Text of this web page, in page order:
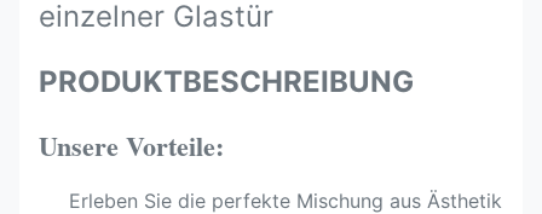
einzelner Glastür
PRODUKTBESCHREIBUNG
Unsere Vorteile:
Erleben Sie die perfekte Mischung aus Ästhetik